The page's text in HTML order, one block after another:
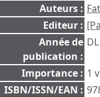
Auteurs :
Editeur :
Année de
publication :
Importance : 1
ISBN/ISSN/EAN :